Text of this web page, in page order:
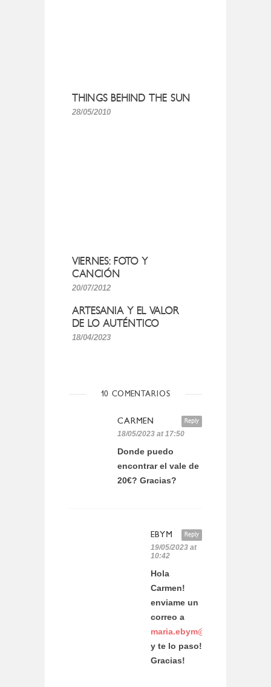
THINGS BEHIND THE SUN
28/05/2010
VIERNES: FOTO Y
CANCIÓN
20/07/2012
ARTESANIA Y EL VALOR
DE LO AUTÉNTICO
18/04/2023
10 COMENTARIOS
Reply
CARMEN
18/05/2023 at 17:50
Donde puedo
encontrar el vale de
20€? Gracias?
Reply
EBYM
19/05/2023 at
10:42
Hola
Carmen!
enviame un
correo a
maria.ebym@gmail.com
y te lo paso!
Gracias!